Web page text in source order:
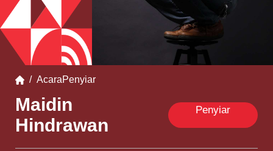
/AcaraPenyiar
Maidin
Hindrawan
Penyiar